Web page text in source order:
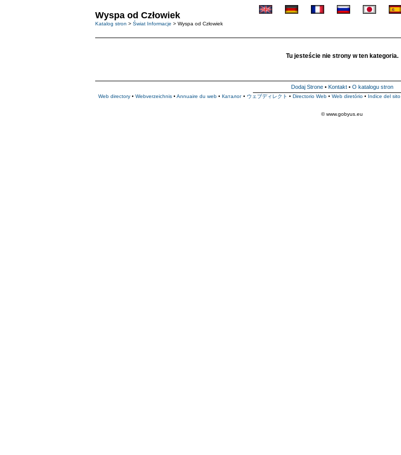
Wyspa od Człowiek
Katalog stron > Świat Informacje > Wyspa od Człowiek
Tu jesteście nie strony w ten kategoria.
Dodaj Strone• Kontakt• O katalogu stron
Web directory • Webverzeichnis • Annuaire du web • Каталог • ウェブディレクト • Directorio Web • Web diretório • Indice del sito
© www.gobyus.eu